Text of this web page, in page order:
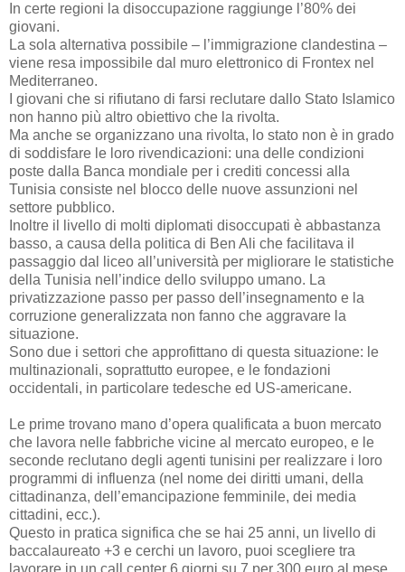
In certe regioni la disoccupazione raggiunge l’80% dei
giovani.
La sola alternativa possibile – l’immigrazione clandestina –
viene resa impossibile dal muro elettronico di Frontex nel
Mediterraneo.
I giovani che si rifiutano di farsi reclutare dallo Stato Islamico
non hanno più altro obiettivo che la rivolta.
Ma anche se organizzano una rivolta, lo stato non è in grado
di soddisfare le loro rivendicazioni: una delle condizioni
poste dalla Banca mondiale per i crediti concessi alla
Tunisia consiste nel blocco delle nuove assunzioni nel
settore pubblico.
Inoltre il livello di molti diplomati disoccupati è abbastanza
basso, a causa della politica di Ben Ali che facilitava il
passaggio dal liceo all’università per migliorare le statistiche
della Tunisia nell’indice dello sviluppo umano. La
privatizzazione passo per passo dell’insegnamento e la
corruzione generalizzata non fanno che aggravare la
situazione.
Sono due i settori che approfittano di questa situazione: le
multinazionali, soprattutto europee, e le fondazioni
occidentali, in particolare tedesche ed US-americane.
Le prime trovano mano d’opera qualificata a buon mercato
che lavora nelle fabbriche vicine al mercato europeo, e le
seconde reclutano degli agenti tunisini per realizzare i loro
programmi di influenza (nel nome dei diritti umani, della
cittadinanza, dell’emancipazione femminile, dei media
cittadini, ecc.).
Questo in pratica significa che se hai 25 anni, un livello di
baccalaureato +3 e cerchi un lavoro, puoi scegliere tra